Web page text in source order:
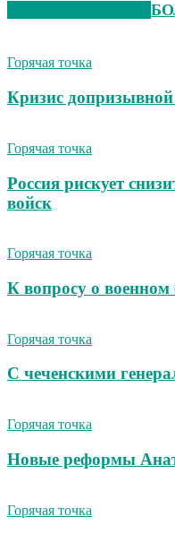
Горячая точка
Кризис
Горячая точка
Россия рискует
войск
Горячая точка
К вопросу о военном
Горячая точка
С чеченскими
Горячая точка
Новые реформы
Горячая точка